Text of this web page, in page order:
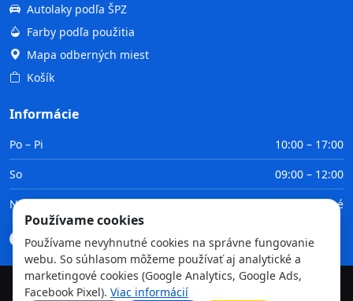
Autolaky podľa ŠPZ
Farby podľa použitia
Mapa odberných miest
Košík
Informácie
Po – Pi
10:00 – 17:00
So
09:00 – 12:00
Ne
Zatvorené
Doprava Platba Obchodné podmienky GDPR
©2026TvojaFarba.sk • Všetky práva vyhradené
Používame cookies
Používame nevyhnutné cookies na správne fungovanie
webu. So súhlasom môžeme používať aj analytické a
marketingové cookies (Google Analytics, Google Ads,
Facebook Pixel). Viac informácií